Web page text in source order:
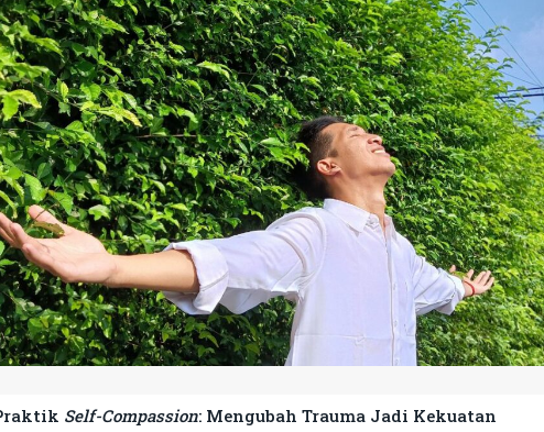
Self-Compassion: Mengubah Trauma Jadi Kekuatan